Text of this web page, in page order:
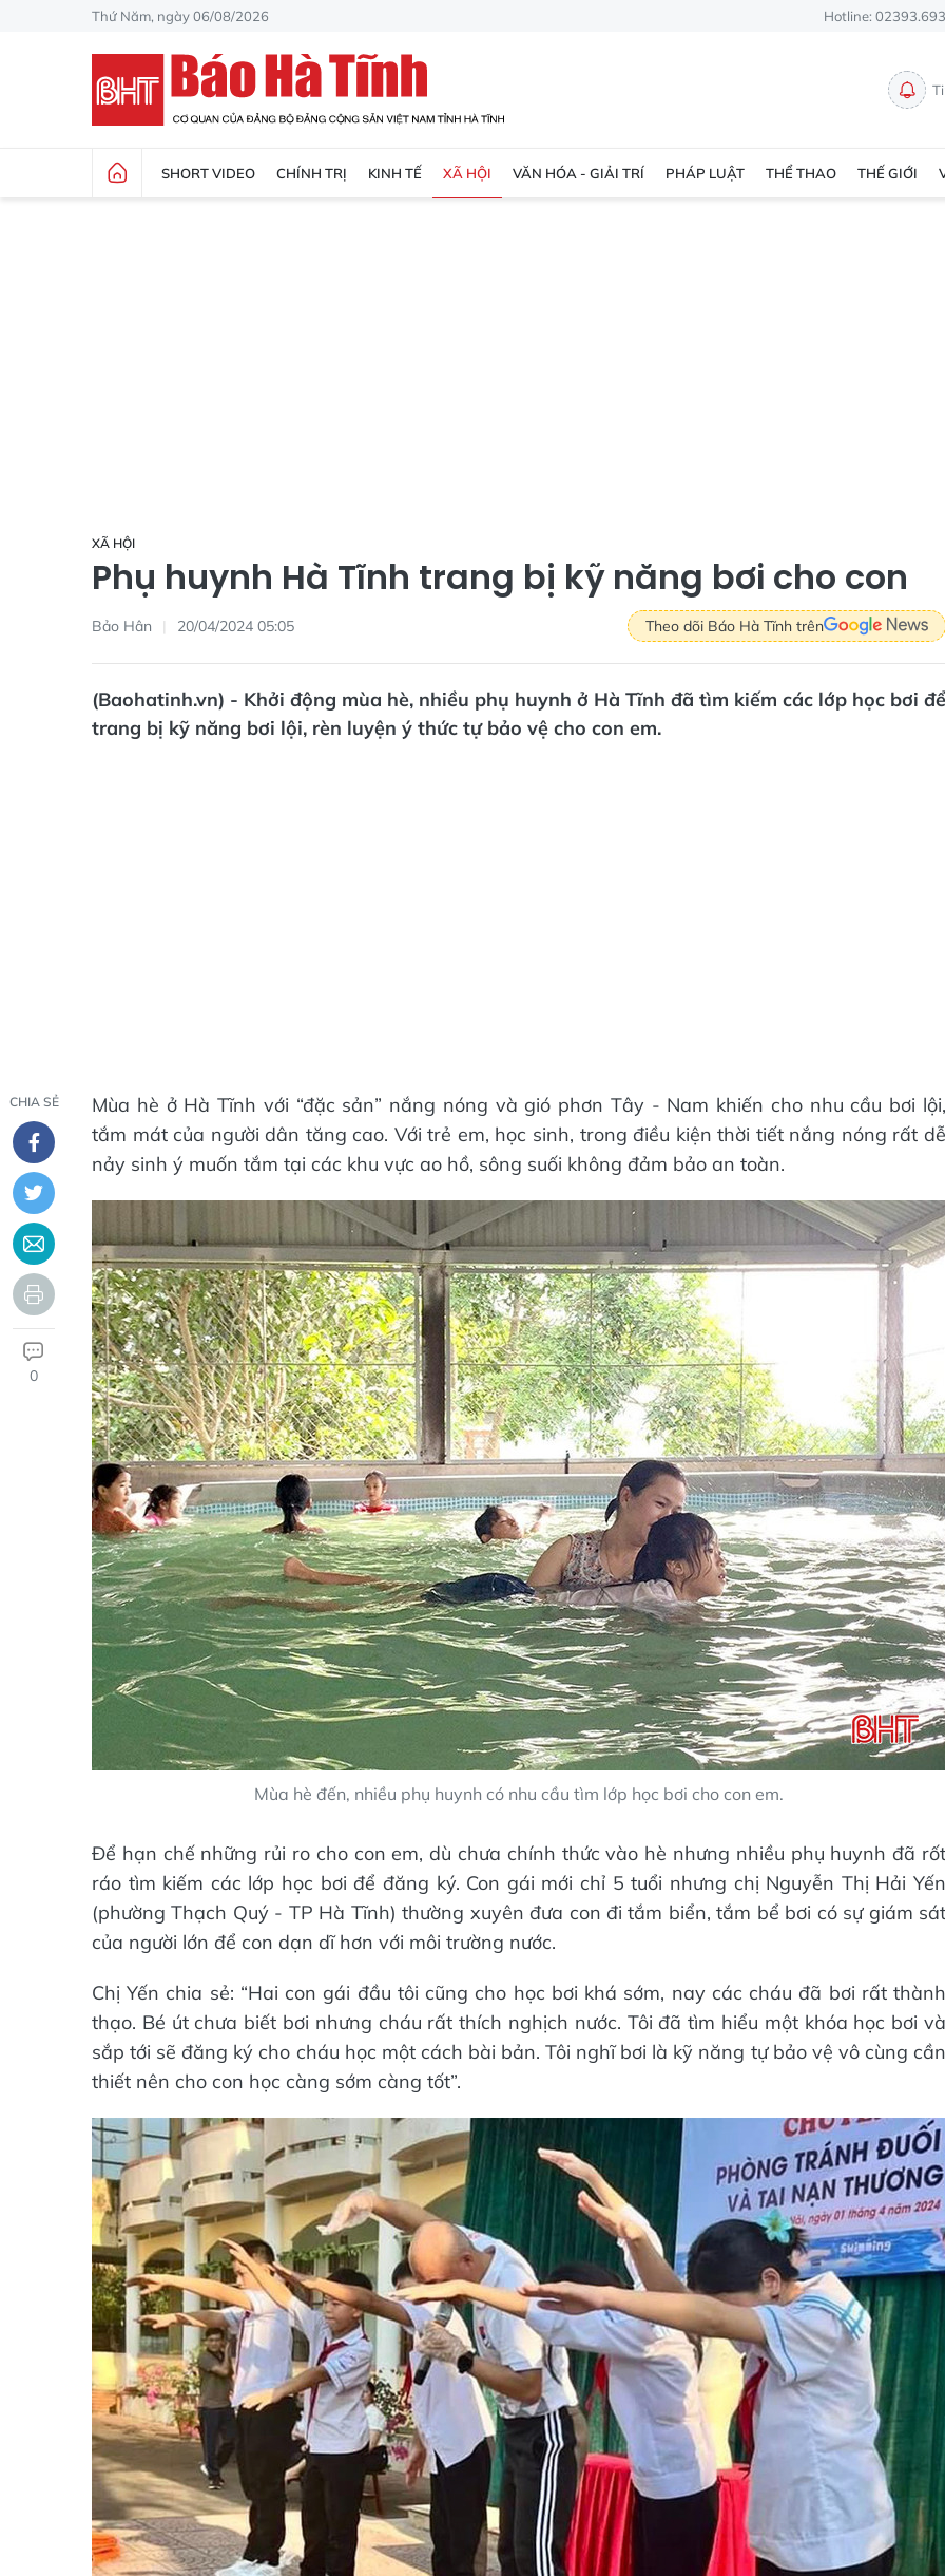
Thứ Năm, ngày 06/08/2026 Hotline:
SHORT VIDEO CHÍNH TRỊ KINH TẾ XÃ HỘI VĂN HÓA - GIẢI TRÍ PHÁP LUẬT THỂ THAO THẾ GIỚI
XÃ HỘI
Phụ huynh Hà Tĩnh trang bị kỹ năng bơi cho con
Bảo Hân 20/04/2024 05:05 Theo dõi Báo Hà Tĩnh trên
(Baohatinh.vn) - Khởi động mùa hè, nhiều phụ huynh ở Hà Tĩnh đã tìm kiếm các lớp học bơi để
trang bị kỹ năng bơi lội, rèn luyện ý thức tự bảo vệ cho con em.
CHIA SẺ
0
Mùa hè ở Hà Tĩnh với “đặc sản” nắng nóng và gió phơn Tây - Nam khiến cho nhu cầu bơi lội,
tắm mát của người dân tăng cao. Với trẻ em, học sinh, trong điều kiện thời tiết nắng nóng rất dễ
nảy sinh ý muốn tắm tại các khu vực ao hồ, sông suối không đảm bảo an toàn.
Mùa hè đến, nhiều phụ huynh có nhu cầu tìm lớp học bơi cho con em.
Để hạn chế những rủi ro cho con em, dù chưa chính thức vào hè nhưng nhiều phụ huynh đã rốt
ráo tìm kiếm các lớp học bơi để đăng ký. Con gái mới chỉ 5 tuổi nhưng chị Nguyễn Thị Hải Yến
(phường Thạch Quý - TP Hà Tĩnh) thường xuyên đưa con đi tắm biển, tắm bể bơi có sự giám sát
của người lớn để con dạn dĩ hơn với môi trường nước.
Chị Yến chia sẻ: “Hai con gái đầu tôi cũng cho học bơi khá sớm, nay các cháu đã bơi rất thành
thạo. Bé út chưa biết bơi nhưng cháu rất thích nghịch nước. Tôi đã tìm hiểu một khóa học bơi và
sắp tới sẽ đăng ký cho cháu học một cách bài bản. Tôi nghĩ bơi là kỹ năng tự bảo vệ vô cùng cần
thiết nên cho con học càng sớm càng tốt”.